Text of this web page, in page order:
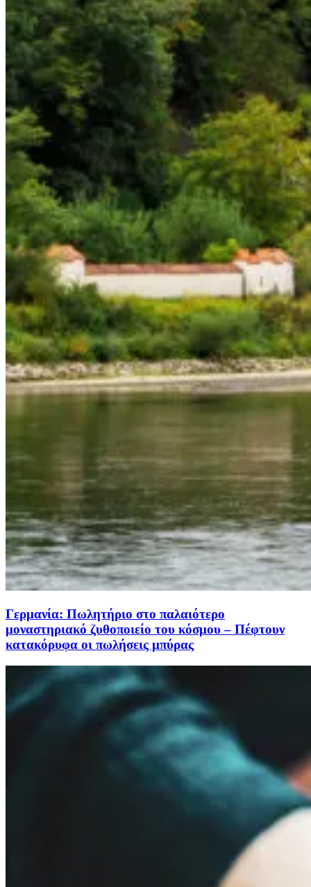
Γερμανία: Πωλητήριο στο παλαιότερο
μοναστηριακό ζυθοποιείο του κόσμου – Πέφτουν
κατακόρυφα οι πωλήσεις μπύρας